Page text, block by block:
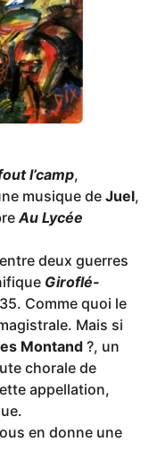
l’camp,
musique de Juel,
Au Lycée
deux guerres
Giroflé-
Comme quoi le
Mais si
Montand ?, un
chorale de
appellation,
en donne une